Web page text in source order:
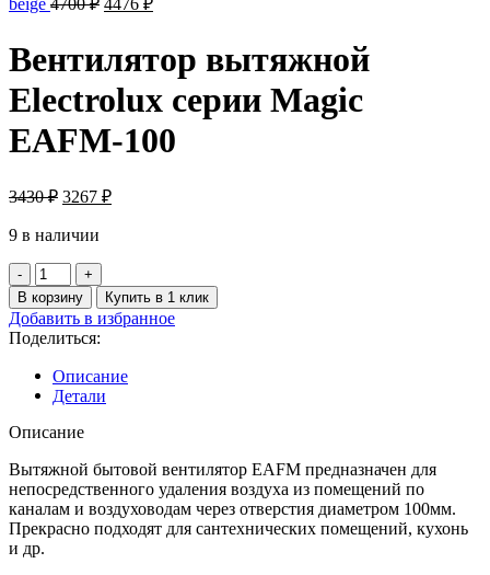
beige 4700₽
4700 ₽.
4476 ₽
Вентилятор вытяжной
Electrolux серии Magic
EAFM-100
3430₽ Первоначальная
составляла
3267 ₽Текущая
9 в наличии
Количество
товара
Вентилятор
вытяжной
Electrolux
серии
Magic
EAFM-
100
В корзину Купить в 1 клик
Добавить в избранное
Поделиться:
Описание
Детали
Описание
Вытяжной бытовой вентилятор EAFM предназначен для
непосредственного удаления воздуха из помещений по
каналам и воздуховодам через отверстия диаметром 100мм.
Прекрасно подходят для сантехнических помещений, кухонь
и др.